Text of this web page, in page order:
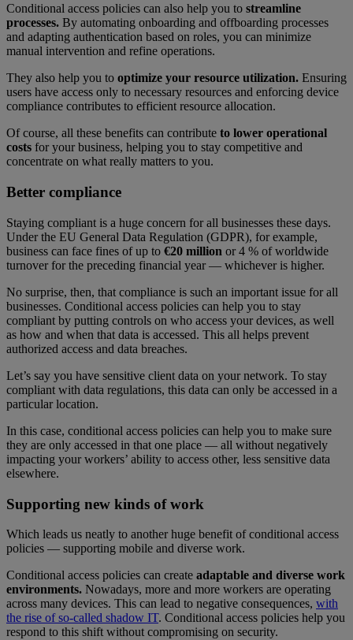
Conditional access policies can also help you to streamline
processes. By automating onboarding and offboarding processes
and adapting authentication based on roles, you can minimize
manual intervention and refine operations.
They also help you to optimize your resource utilization. Ensuring
users have access only to necessary resources and enforcing device
compliance contributes to efficient resource allocation.
Of course, all these benefits can contribute to lower operational
costs for your business, helping you to stay competitive and
concentrate on what really matters to you.
Better compliance
Staying compliant is a huge concern for all businesses these days.
Under the EU General Data Regulation (GDPR), for example,
business can face fines of up to €20 million or 4 % of worldwide
turnover for the preceding financial year — whichever is higher.
No surprise, then, that compliance is such an important issue for all
businesses. Conditional access policies can help you to stay
compliant by putting controls on who access your devices, as well
as how and when that data is accessed. This all helps prevent
authorized access and data breaches.
Let’s say you have sensitive client data on your network. To stay
compliant with data regulations, this data can only be accessed in a
particular location.
In this case, conditional access policies can help you to make sure
they are only accessed in that one place — all without negatively
impacting your workers’ ability to access other, less sensitive data
elsewhere.
Supporting new kinds of work
Which leads us neatly to another huge benefit of conditional access
policies — supporting mobile and diverse work.
Conditional access policies can create adaptable and diverse work
environments. Nowadays, more and more workers are operating
across many devices. This can lead to negative consequences, with
the rise of so-called shadow IT. Conditional access policies help you
respond to this shift without compromising on security.